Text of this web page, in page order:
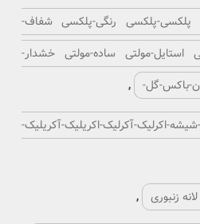
پلکسی-پلکسی رنگی-پلکسی شفاف-
استایل-مولتی ساده-مولتی خشدار-
باکس-گل-
,
اکرلیک-آکرلیک-اکریلیک-آکریلیک-
زنبوری ,